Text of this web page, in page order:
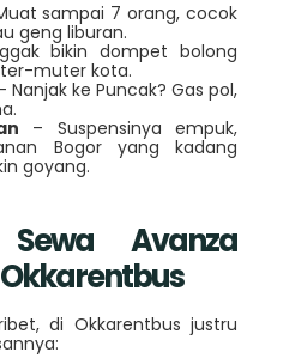
sampai 7 orang, cocok
geng liburan.
bikin dompet bolong
muter kota.
Nanjak ke Puncak? Gas pol,
– Suspensinya empuk,
Bogor yang kadang
goyang.
Sewa Avanza
Okkarentbus
di Okkarentbus justru